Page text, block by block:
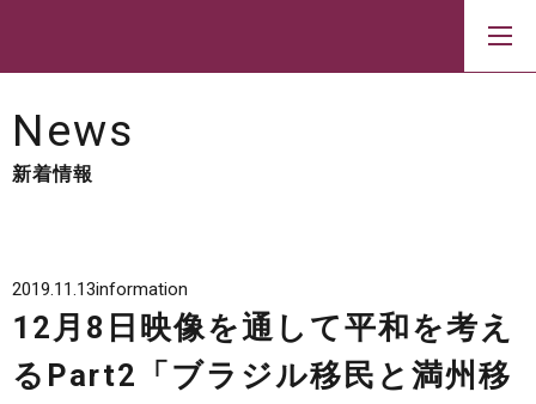
News
新着情報
2019.11.13information
12月8日映像を通して平和を考え
るPart2「ブラジル移民と満州移